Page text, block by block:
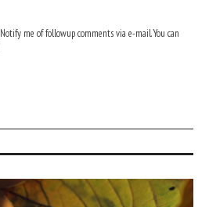
Notify me of followup comments via e-mail. You can